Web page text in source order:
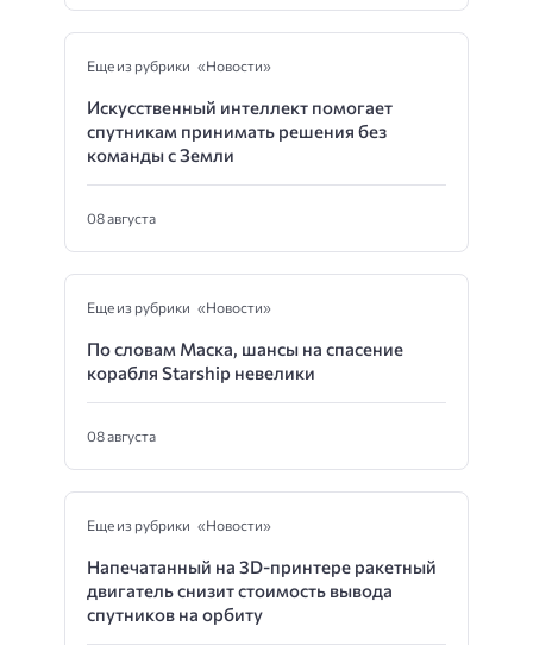
Еще из рубрики «Новости»
Искусственный интеллект помогает
спутникам принимать решения без
команды с Земли
08 августа
Еще из рубрики «Новости»
По словам Маска, шансы на спасение
корабля Starship невелики
08 августа
Еще из рубрики «Новости»
Напечатанный на 3D-принтере ракетный
двигатель снизит стоимость вывода
спутников на орбиту